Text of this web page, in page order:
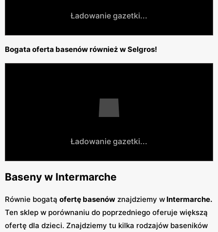
Ładowanie gazetki...
Bogata oferta basenów również w Selgros!
Ładowanie gazetki...
Baseny w Intermarche
Równie bogatą ofertę basenów znajdziemy w Intermarche.
Ten sklep w porównaniu do poprzedniego oferuje większą
ofertę dla dzieci. Znajdziemy tu kilka rodzajów baseników